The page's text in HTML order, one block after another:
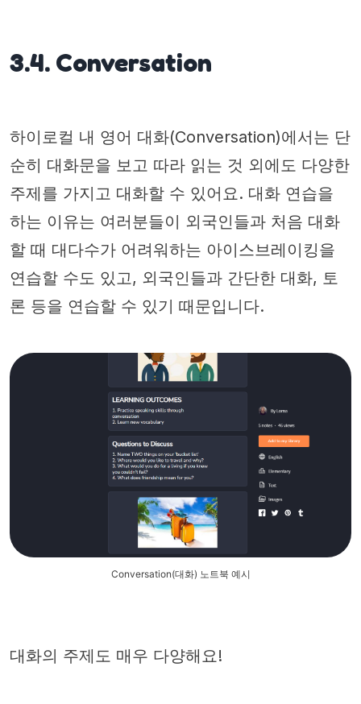
3.4. Conversation
하이로컬 내 영어 대화(Conversation)에서는 단
순히 대화문을 보고 따라 읽는 것 외에도 다양한
주제를 가지고 대화할 수 있어요. 대화 연습을
하는 이유는 여러분들이 외국인들과 처음 대화
할 때 대다수가 어려워하는 아이스브레이킹을
연습할 수도 있고, 외국인들과 간단한 대화, 토
론 등을 연습할 수 있기 때문입니다.
Conversation(대화) 노트북 예시
대화의 주제도 매우 다양해요!